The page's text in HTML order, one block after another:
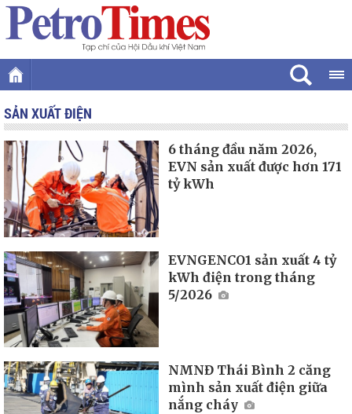
SẢN XUẤT ĐIỆN
6 tháng đầu năm 2026,
EVN sản xuất được hơn 171
tỷ kWh
EVNGENCO1 sản xuất 4 tỷ
kWh điện trong tháng
5/2026
NMNĐ Thái Bình 2 căng
mình sản xuất điện giữa
nắng cháy